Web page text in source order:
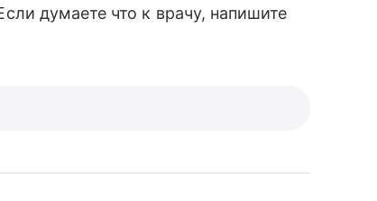
думаете что к врачу, напишите